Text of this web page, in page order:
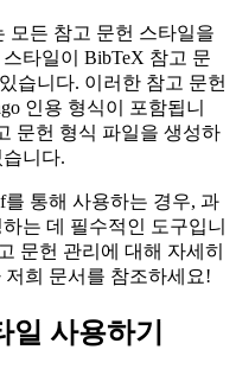
모든 참고 문헌 스타일을
타일이 BibTeX 참고 문
습니다. 이러한 참고 문헌
인용 형식이 포함됩니
문헌 형식 파일을 생성하
니다.
를 통해 사용하는 경우, 과
는 데 필수적인 도구입니
문헌 관리에 대해 자세히
저희 문서를 참조하세요!
일 사용하기